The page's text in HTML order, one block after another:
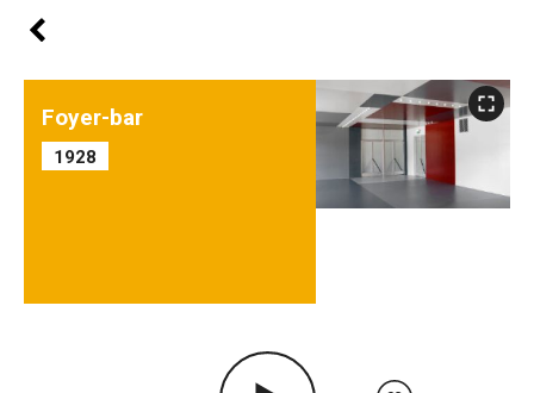
Foyer-bar
1928